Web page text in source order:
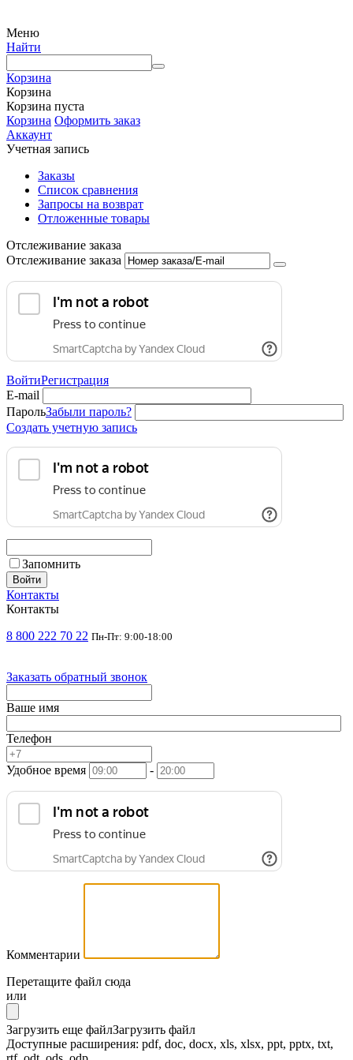
Меню
Найти
Корзина
Корзина
Корзина пуста
Корзина Оформить заказ
Аккаунт
Учетная запись
Заказы
Список сравнения
Запросы на возврат
Отложенные товары
Отслеживание заказа
Отслеживание заказа
ВойтиРегистрация
E-mail
ПарольЗабыли пароль?
Создать учетную запись
Запомнить
Войти
Контакты
Контакты
8 800 222 70 22 Пн-Пт: 9:00-18:00
Заказать обратный звонок
Ваше имя
Телефон
Удобное время -
Комментарии
Перетащите файл сюда
или
Загрузить еще файлЗагрузить файл
Доступные расширения: pdf, doc, docx, xls, xlsx, ppt, pptx, txt,